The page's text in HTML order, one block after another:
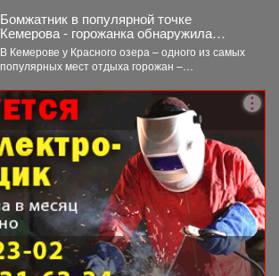
Бомжатник в популярной точке
Кемерова - горожанка обнаружила
жуткий объект на Красном озере
В Кемерове у Красного озера – одного из самых
популярных мест отдыха горожан –